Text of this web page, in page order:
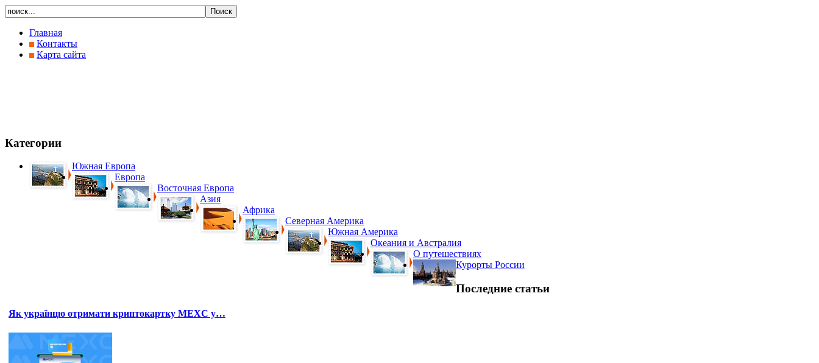
Главная
Контакты
Карта сайта
Категории
Южная Европа
Европа
Восточная Европа
Азия
Африка
Северная Америка
Южная Америка
Океания и Австралия
О путешествиях
Курорты России
Последние статьи
Як українцю отримати криптокартку MEXC у…